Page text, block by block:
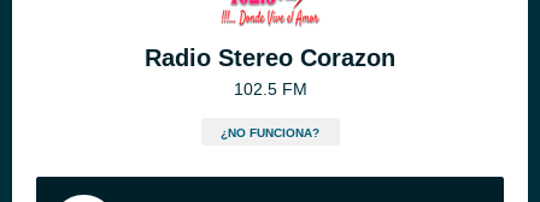
Radio Stereo Corazon
102.5 FM
¿NO FUNCIONA?